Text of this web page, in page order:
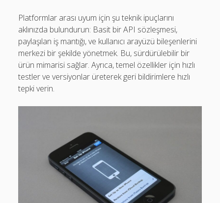
Platformlar arası uyum için şu teknik ipuçlarını
aklınızda bulundurun: Basit bir API sözleşmesi,
paylaşılan iş mantığı, ve kullanıcı arayüzü bileşenlerini
merkezi bir şekilde yönetmek. Bu, sürdürülebilir bir
ürün mimarisi sağlar. Ayrıca, temel özellikler için hızlı
testler ve versiyonlar üreterek geri bildirimlere hızlı
tepki verin.